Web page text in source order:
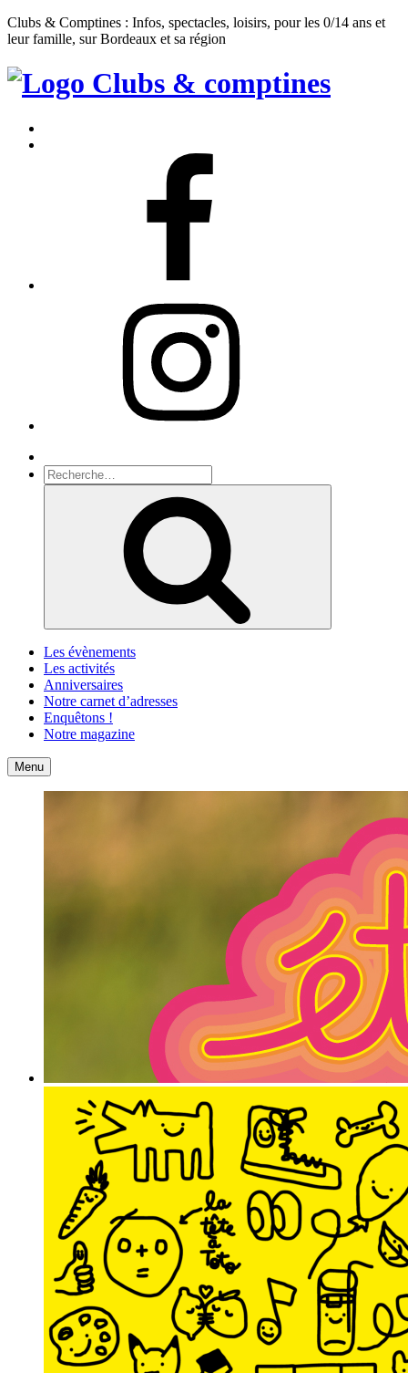
Clubs & Comptines : Infos, spectacles, loisirs, pour les 0/14 ans et
leur famille, sur Bordeaux et sa région
Clubs
Comptines
Recherche
pour
Les évènements
Les activités
Anniversaires
Notre carnet d’adresses
Enquêtons !
Notre magazine
Accueil
Menu Contact